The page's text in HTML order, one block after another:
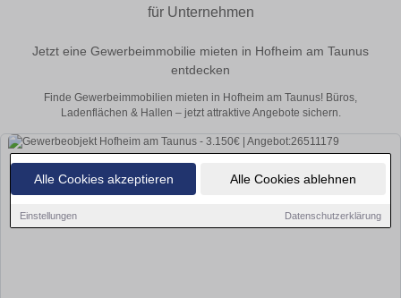
Alle Cookies akzeptieren Alle Cookies ablehnen
Einstellungen Datenschutzerklärung
für Unternehmen
Jetzt eine Gewerbeimmobilie mieten in Hofheim am Taunus
entdecken
Finde Gewerbeimmobilien mieten in Hofheim am Taunus! Büros,
Ladenflächen & Hallen – jetzt attraktive Angebote sichern.